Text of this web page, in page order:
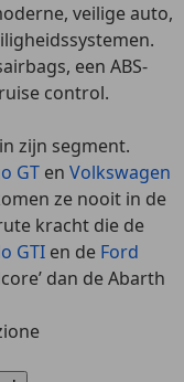
veilige auto,
.
een ABS-
control.
zijn segment.
GT en Volkswagen
ze nooit in de
kracht die de
GTI en de Ford
dan de Abarth